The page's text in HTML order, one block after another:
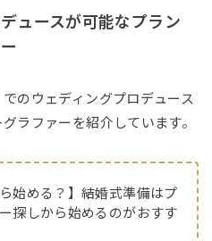
ュースが可能なプラン
のウェディングプロデュース
ラファーを紹介しています。
ら始める？】結婚式準備はプ
探しから始めるのがおすす